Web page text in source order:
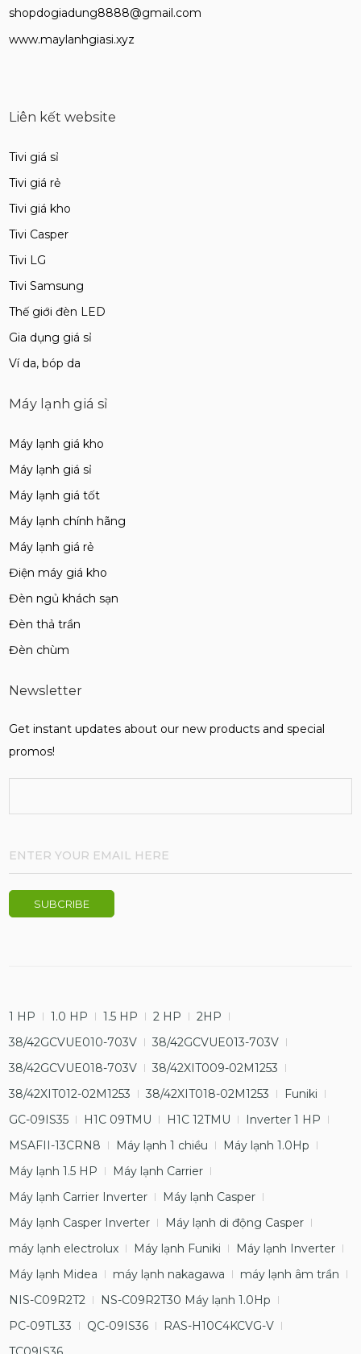
shopdogiadung8888@gmail.com
www.maylanhgiasi.xyz
Liên kết website
Tivi giá sỉ
Tivi giá rẻ
Tivi giá kho
Tivi Casper
Tivi LG
Tivi Samsung
Thế giới đèn LED
Gia dụng giá sỉ
Ví da, bóp da
Máy lạnh giá sỉ
Máy lạnh giá kho
Máy lạnh giá sỉ
Máy lạnh giá tốt
Máy lạnh chính hãng
Máy lạnh giá rẻ
Điện máy giá kho
Đèn ngủ khách sạn
Đèn thả trần
Đèn chùm
Newsletter
Get instant updates about our new products and special
promos!
1 HP 1.0 HP 1.5 HP 2 HP
2HP
38/42GCVUE010-703V
38/42GCVUE013-703V
38/42GCVUE018-703V
38/42XIT009-02M1253
38/42XIT012-02M1253
38/42XIT018-02M1253
Funiki
GC-09IS35
H1C 09TMU H1C 12TMU
Inverter 1 HP
MSAFII-13CRN8
Máy lạnh 1 chiều
Máy lạnh 1.0Hp
Máy lạnh 1.5 HP
Máy lạnh Carrier
Máy lạnh Carrier Inverter
Máy lạnh Casper
Máy lạnh Casper Inverter
Máy lạnh di động Casper
máy lạnh electrolux
Máy lạnh Funiki
Máy lạnh Inverter
Máy lạnh Midea
máy lạnh nakagawa
máy lạnh âm trần
NIS-C09R2T2
NS-C09R2T30 Máy lạnh 1.0Hp
PC-09TL33
QC-09IS36
RAS-H10C4KCVG-V